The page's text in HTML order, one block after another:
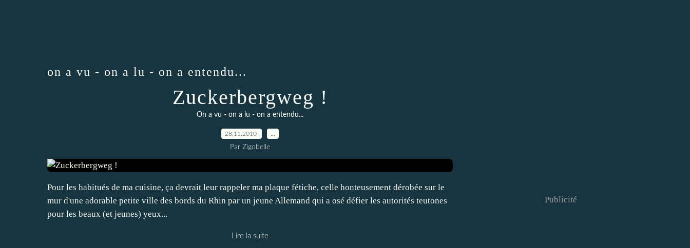
on a vu - on a lu - on a entendu...
Zuckerbergweg !
On a vu - on a lu - on a entendu...
28.11.2010
Par Zigobelle
Pour les habitués de ma cuisine, ça devrait leur rappeler ma plaque fétiche, celle honteusement dérobée sur le
mur d'une adorable petite ville des bords du Rhin par un jeune Allemand qui a osé défier les autorités teutones
pour les beaux (et jeunes) yeux...
Lire la suite
Publicité